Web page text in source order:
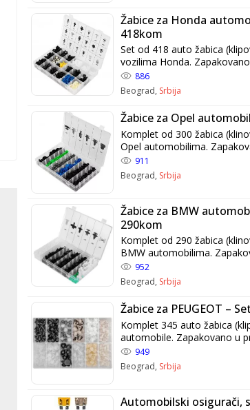
Žabice za Honda
418kom
Set od 418 auto žabica
vozilima Honda. Zapakovano u praktičan plastični
organizator.
886
Beograd, Srbija
Žabice za Opel
Komplet od 300 žabica
Opel automobilima. Zapakovano u praktičan
plastični organizator.
911
Beograd, Srbija
Žabice za BMW
290kom
Komplet od 290 žabica
BMW automobilima. Zapakovano u praktičan
plastični organizator
952
Beograd, Srbija
Žabice za PEUGEOT –
Komplet 345 auto žabica
automobile. Zapakovano u praktičan plastični
organizator.
949
Beograd, Srbija
Automobilski osigurači,